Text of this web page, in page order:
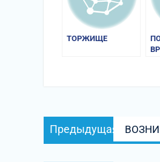
ТОРЖИЩЕ
Навигация
по
Предыдущая
запись: